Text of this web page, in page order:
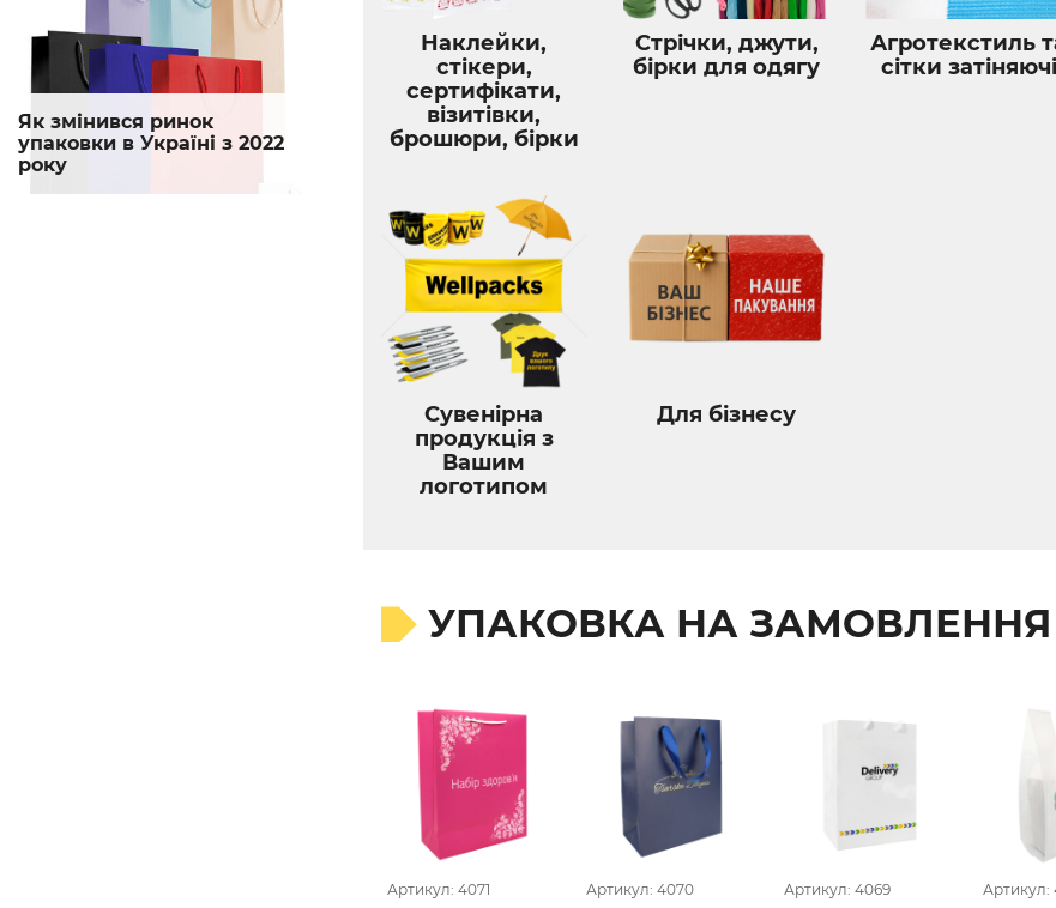
Як змінився ринок
упаковки в Україні з 2022
року
Наклейки,
стікери,
сертифікати,
візитівки,
брошюри, бірки
Стрічки, джути,
бірки для одягу
Агротекстиль
сітки затіняючі
Сувенірна
продукція з
Вашим
логотипом
Для бізнесу
УПАКОВКА НА ЗАМОВЛЕННЯ
Артикул: 4071 Артикул: 4070 Артикул: 4069 Артикул: